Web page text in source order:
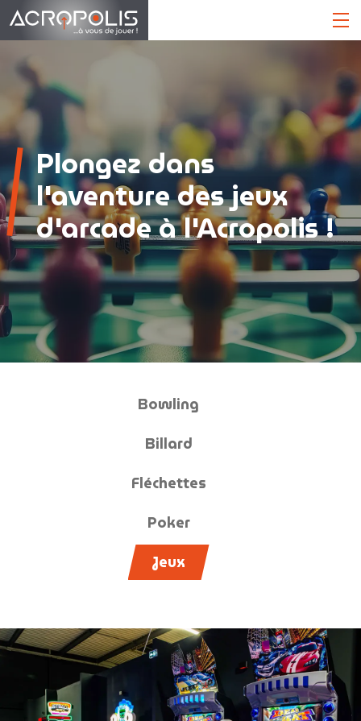
Plongez dans
l'aventure des jeux
d'arcade à l'Acropolis !
Bowling
Billard
Fléchettes
Poker
Jeux